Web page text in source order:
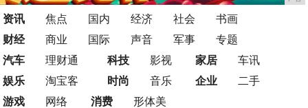
资讯 焦点 国内 经济 社会
书画
财经
商业 国际 声音 军事
专题
汽车
理财通
娱乐
淘宝客
科技
影视
时尚
音乐
家居
车讯
企业
二手
游戏
网络
消费
形体美